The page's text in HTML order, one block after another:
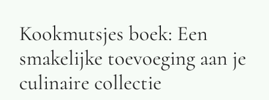
Kookmutsjes boek: Een
smakelijke toevoeging aan je
culinaire collectie